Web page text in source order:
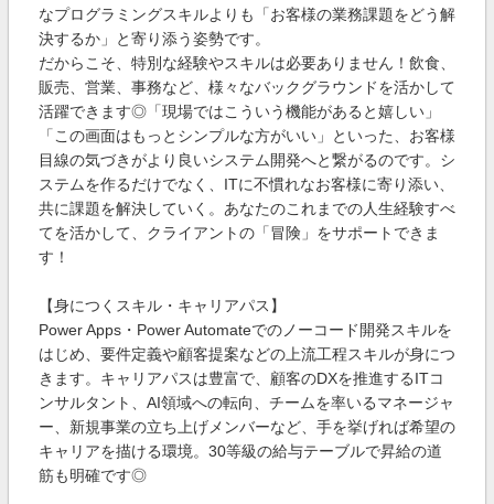
なプログラミングスキルよりも「お客様の業務課題をどう解
決するか」と寄り添う姿勢です。
だからこそ、特別な経験やスキルは必要ありません！飲食、
販売、営業、事務など、様々なバックグラウンドを活かして
活躍できます◎「現場ではこういう機能があると嬉しい」
「この画面はもっとシンプルな方がいい」といった、お客様
目線の気づきがより良いシステム開発へと繋がるのです。シ
ステムを作るだけでなく、ITに不慣れなお客様に寄り添い、
共に課題を解決していく。あなたのこれまでの人生経験すべ
てを活かして、クライアントの「冒険」をサポートできま
す！
【身につくスキル・キャリアパス】
Power Apps・Power Automateでのノーコード開発スキルを
はじめ、要件定義や顧客提案などの上流工程スキルが身につ
きます。キャリアパスは豊富で、顧客のDXを推進するITコ
ンサルタント、AI領域への転向、チームを率いるマネージャ
ー、新規事業の立ち上げメンバーなど、手を挙げれば希望の
キャリアを描ける環境。30等級の給与テーブルで昇給の道
筋も明確です◎